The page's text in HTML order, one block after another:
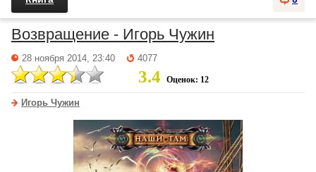
Возвращение - Игорь Чужин
28 ноября 2014, 23:40 4077
3.4 Оценок: 12
Игорь Чужин